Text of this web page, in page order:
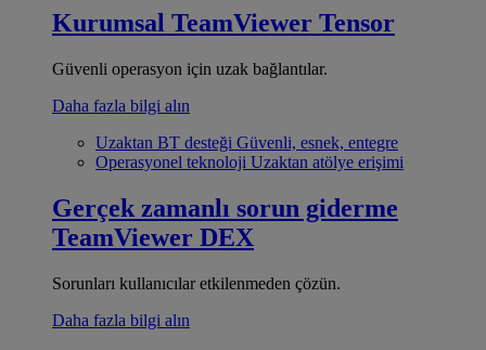
Kurumsal TeamViewer Tensor
Güvenli operasyon için uzak bağlantılar.
Daha fazla bilgi alın
Uzaktan BT desteği Güvenli, esnek, entegre
Operasyonel teknoloji Uzaktan atölye erişimi
Gerçek zamanlı sorun giderme
TeamViewer DEX
Sorunları kullanıcılar etkilenmeden çözün.
Daha fazla bilgi alın